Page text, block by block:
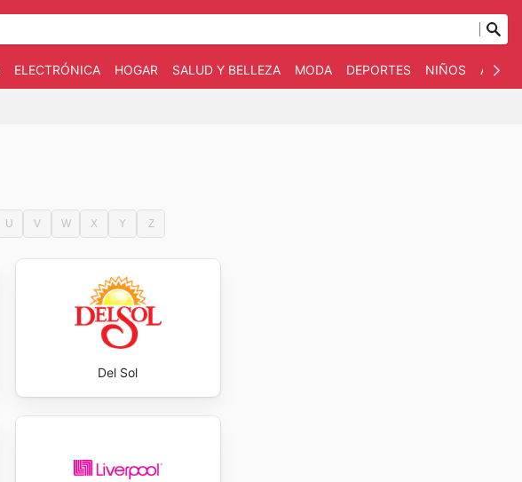
ELECTRÓNICA HOGAR SALUD Y BELLEZA MODA DEPORTES NIÑOS AUTO
U V W X Y Z
Del Sol